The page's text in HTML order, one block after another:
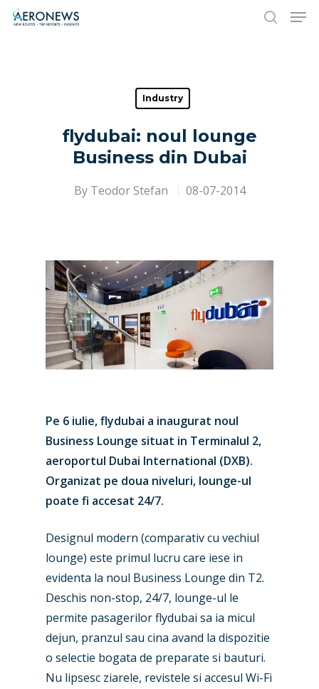
Hit enter to search or ESC to close
Industry
flydubai: noul lounge
Business din Dubai
By Teodor Stefan 08-07-2014
Pe 6 iulie, flydubai a inaugurat noul
Business Lounge situat in Terminalul 2,
aeroportul Dubai International (DXB).
Organizat pe doua niveluri, lounge-ul
poate fi accesat 24/7.
Designul modern (comparativ cu vechiul
lounge) este primul lucru care iese in
evidenta la noul Business Lounge din T2.
Deschis non-stop, 24/7, lounge-ul le
permite pasagerilor flydubai sa ia micul
dejun, pranzul sau cina avand la dispozitie
o selectie bogata de preparate si bauturi.
Nu lipsesc ziarele, revistele si accesul Wi-Fi